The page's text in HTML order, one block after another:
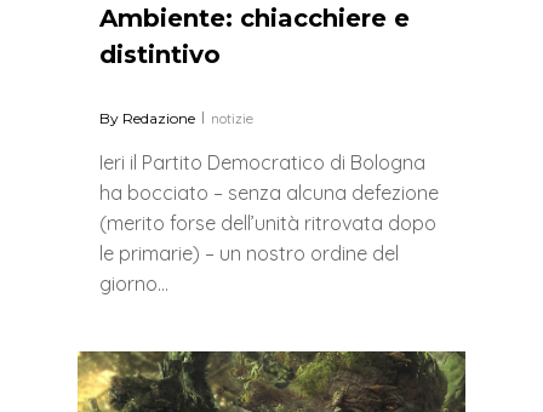
Ambiente: chiacchiere e
distintivo
By Redazione notizie
Ieri il Partito Democratico di Bologna
ha bocciato – senza alcuna defezione
(merito forse dell’unità ritrovata dopo
le primarie) – un nostro ordine del
giorno…
0